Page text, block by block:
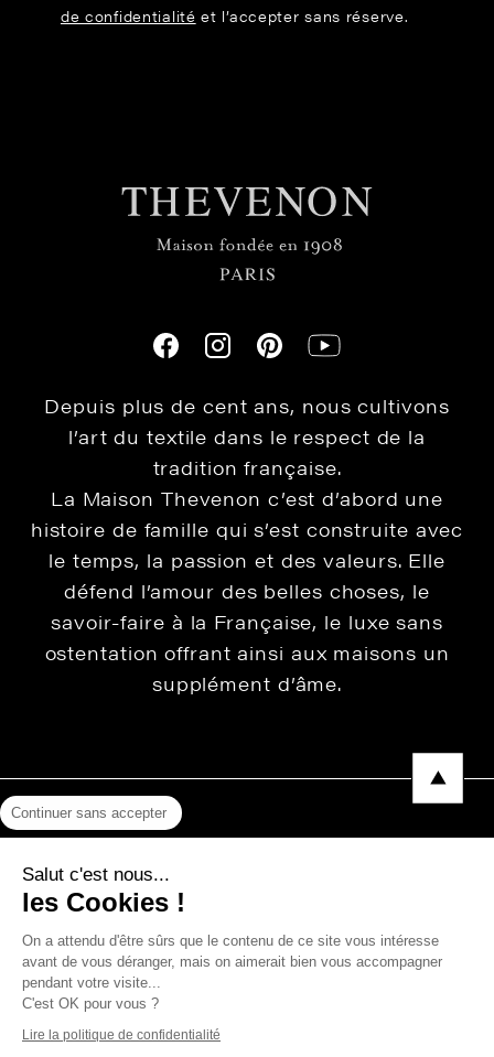
de confidentialité et l’accepter sans réserve.
Depuis plus de cent ans, nous cultivons
l’art du textile dans le respect de la
tradition française.
La Maison Thevenon c’est d’abord une
histoire de famille qui s’est construite avec
le temps, la passion et des valeurs. Elle
défend l’amour des belles choses, le
savoir-faire à la Française, le luxe sans
ostentation offrant ainsi aux maisons un
supplément d’âme.
Protection des données
Photos, Vidéos & Catalogues
Continuer sans accepter
Salut c'est nous...
les Cookies !
On a attendu d'être sûrs que le contenu de ce site vous intéresse
avant de vous déranger, mais on aimerait bien vous accompagner
pendant votre visite...
C'est OK pour vous ?
Lire la politique de confidentialité